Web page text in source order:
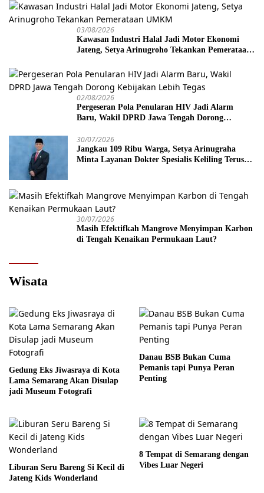
03/08/2026
Kawasan Industri Halal Jadi Motor Ekonomi
Jateng, Setya Arinugroho Tekankan Pemerataan
02/08/2026
Pergeseran Pola Penularan HIV Jadi Alarm
Baru, Wakil DPRD Jawa Tengah Dorong
30/07/2026
Jangkau 109 Ribu Warga, Setya Arinugraha
Minta Layanan Dokter Spesialis Keliling Terus
30/07/2026
Masih Efektifkah Mangrove Menyimpan Karbon
di Tengah Kenaikan Permukaan Laut?
Wisata
Gedung Eks Jiwasraya di Kota
Lama Semarang Akan Disulap
jadi Museum Fotografi
Danau BSB Bukan Cuma
Pemanis tapi Punya Peran
Penting
Liburan Seru Bareng Si Kecil di
Jateng Kids Wonderland
8 Tempat di Semarang dengan
Vibes Luar Negeri